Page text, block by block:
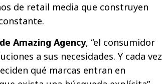
de retail media que construyen
Amazing Agency, “el consumidor
a sus necesidades. Y cada vez
qué marcas entran en